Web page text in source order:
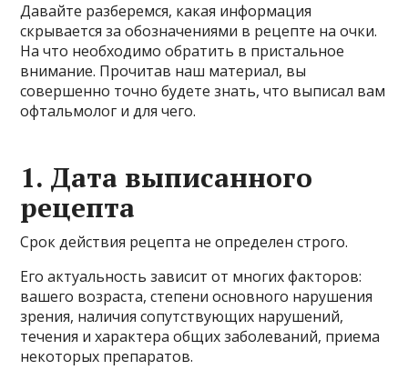
Давайте разберемся, какая информация
скрывается за обозначениями в рецепте на очки.
На что необходимо обратить в пристальное
внимание. Прочитав наш материал, вы
совершенно точно будете знать, что выписал вам
офтальмолог и для чего.
1. Дата выписанного
рецепта
Срок действия рецепта не определен строго.
Его актуальность зависит от многих факторов:
вашего возраста, степени основного нарушения
зрения, наличия сопутствующих нарушений,
течения и характера общих заболеваний, приема
некоторых препаратов.